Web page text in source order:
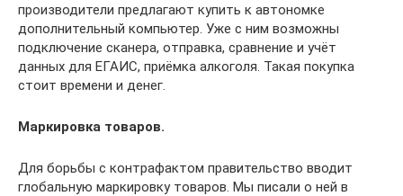
производители предлагают купить к автономке
дополнительный компьютер. Уже с ним возможны
подключение сканера, отправка, сравнение и учёт
данных для ЕГАИС, приёмка алкоголя. Такая покупка
стоит времени и денег.
Маркировка товаров.
Для борьбы с контрафактом правительство вводит
глобальную маркировку товаров. Мы писали о ней в